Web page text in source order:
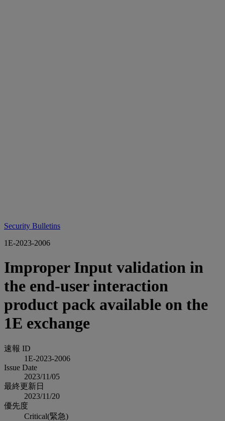
Security Bulletins
1E-2023-2006
Improper Input validation in
the end-user interaction
product pack available on the
1E exchange
速報 ID
1E-2023-2006
Issue Date
2023/11/05
最終更新日
2023/11/20
優先度
Critical(緊急)